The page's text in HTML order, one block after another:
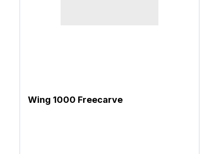
Wing 1000 Freecarve